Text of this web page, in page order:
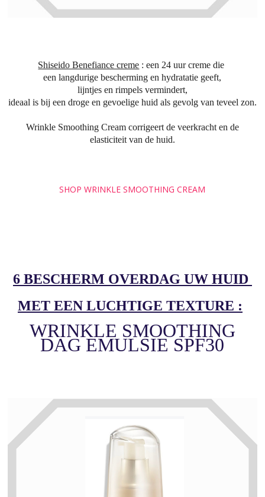
Shiseido Benefiance creme : een 24 uur creme die
een langdurige bescherming en hydratatie geeft,
lijntjes en rimpels vermindert,
ideaal is bij een droge en gevoelige huid als gevolg van teveel zon.
Wrinkle Smoothing Cream corrigeert de veerkracht en de
elasticiteit van de huid.
SHOP WRINKLE SMOOTHING CREAM
6 BESCHERM OVERDAG UW HUID
MET EEN LUCHTIGE TEXTURE :
WRINKLE SMOOTHING
DAG EMULSIE SPF30